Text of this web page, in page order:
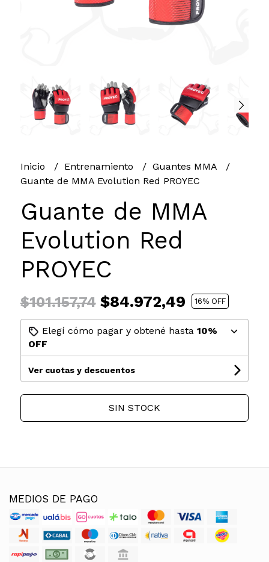
Inicio Entrenamiento
Guantes MMA
Guante de MMA Evolution Red PROYEC
Guante de MMA
Evolution Red
PROYEC
$101.157,74$84.972,49 16% OFF
Elegí cómo pagar y obtené hasta 10%
OFF
Ver cuotas y descuentos
SIN STOCK
MEDIOS DE PAGO